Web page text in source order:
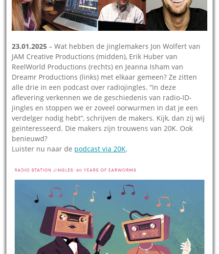
23.01.2025 – Wat hebben de jinglemakers Jon Wolfert van
JAM Creative Productions (midden), Erik Huber van
ReelWorld Productions (rechts) en Jeanna Isham van
Dreamr Productions (links) met elkaar gemeen? Ze zitten
alle drie in een podcast over radiojingles. “In deze
aflevering verkennen we de geschiedenis van radio-ID-
jingles en stoppen we er zoveel oorwurmen in dat je een
verdelger nodig hebt”, schrijven de makers. Kijk, dan zij wij
geïnteresseerd. Die makers zijn trouwens van 20K. Ook
benieuwd?
Luister nu naar de podcast via 20K.